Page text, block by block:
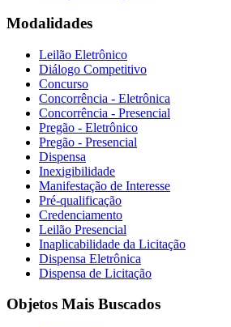
Modalidades
Leilão Eletrônico
Diálogo Competitivo
Concurso
Concorrência - Eletrônica
Concorrência - Presencial
Pregão - Eletrônico
Pregão - Presencial
Dispensa
Inexigibilidade
Manifestação de Interesse
Pré-qualificação
Credenciamento
Leilão Presencial
Inaplicabilidade da Licitação
Dispensa Eletrônica
Dispensa de Licitação
Objetos Mais Buscados